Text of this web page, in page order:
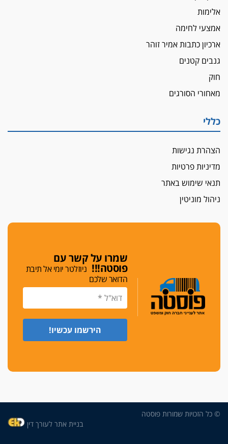
אלימות
אמצעי לחימה
ארכיון כתבות אמיר זוהר
גנבים קטנים
חוק
מאחורי הסורגים
כללי
הצהרת נגישות
מדיניות פרטיות
תנאי שימוש באתר
ניהול מוניטין
שמרו על קשר עם
פוסטה!!! ניוזלטר יומי אל תיבת
הדואר שלכם
© כל הזכויות שמורות פוסטה
בניית אתר לעורך דין